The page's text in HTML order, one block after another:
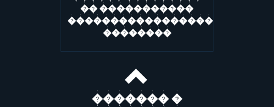
�� �����������
�����������������
��������
������� �